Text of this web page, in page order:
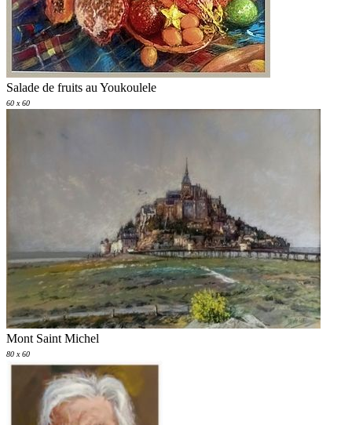
Salade de fruits au Youkoulele
60 x 60
Mont Saint Michel
80 x 60